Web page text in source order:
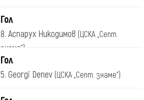
Гол
8. Аспарух Никодимов (ЦСКА „Септ.
знаме“)
Гол
5. Georgi Denev (ЦСКА „Септ. знаме“)